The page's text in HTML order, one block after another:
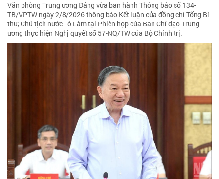
Văn phòng Trung ương Đảng vừa ban hành Thông báo số 134-
TB/VPTW ngày 2/8/2026 thông báo Kết luận của đồng chí Tổng Bí
thư, Chủ tịch nước Tô Lâm tại Phiên họp của Ban Chỉ đạo Trung
ương thực hiện Nghị quyết số 57-NQ/TW của Bộ Chính trị.